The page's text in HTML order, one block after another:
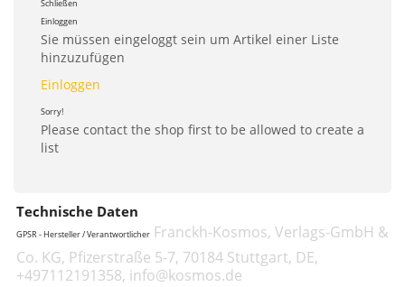
Schließen
Einloggen
Sie müssen eingeloggt sein um Artikel einer Liste
hinzuzufügen
Einloggen
Sorry!
Please contact the shop first to be allowed to create a
list
Technische Daten
GPSR - Hersteller / Verantwortlicher Franckh-Kosmos, Verlags-GmbH &
Co. KG, Pfizerstraße 5-7, 70184 Stuttgart, DE,
+497112191358, info@kosmos.de